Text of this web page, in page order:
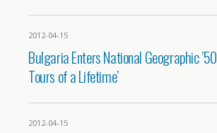
2012-04-15
Bulgaria Enters National Geographic ’50
Tours of a Lifetime’
2012-04-15